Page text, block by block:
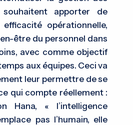
souhaitent apporter de
efficacité opérationnelle,
être du personnel dans
avec comme objectif
aux équipes. Ceci va
leur permettre de se
qui compte réellement :
Hana, « l’intelligence
pas l’humain, elle